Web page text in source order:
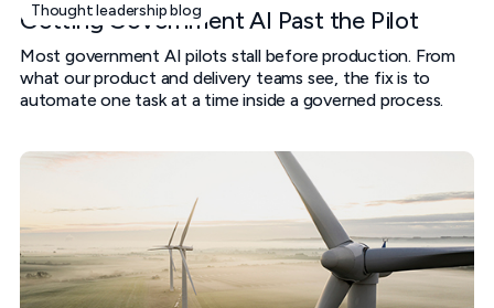
Thought leadership blog
Getting Government AI Past the Pilot
Most government AI pilots stall before production. From
what our product and delivery teams see, the fix is to
automate one task at a time inside a governed process.